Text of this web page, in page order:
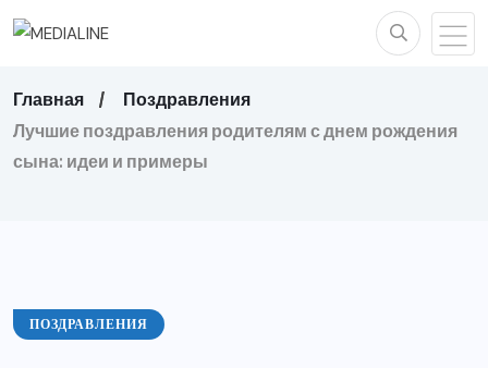
Главная
Поздравления
Лучшие поздравления родителям с днем рождения
сына: идеи и примеры
ПОЗДРАВЛЕНИЯ